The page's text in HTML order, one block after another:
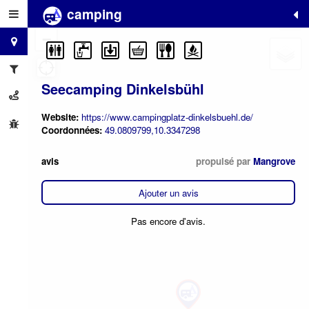
camping
Seecamping Dinkelsbühl
Website: https://www.campingplatz-dinkelsbuehl.de/
Coordonnées: 49.0809799,10.3347298
avis propulsé par Mangrove
Ajouter un avis
Pas encore d'avis.
+
−